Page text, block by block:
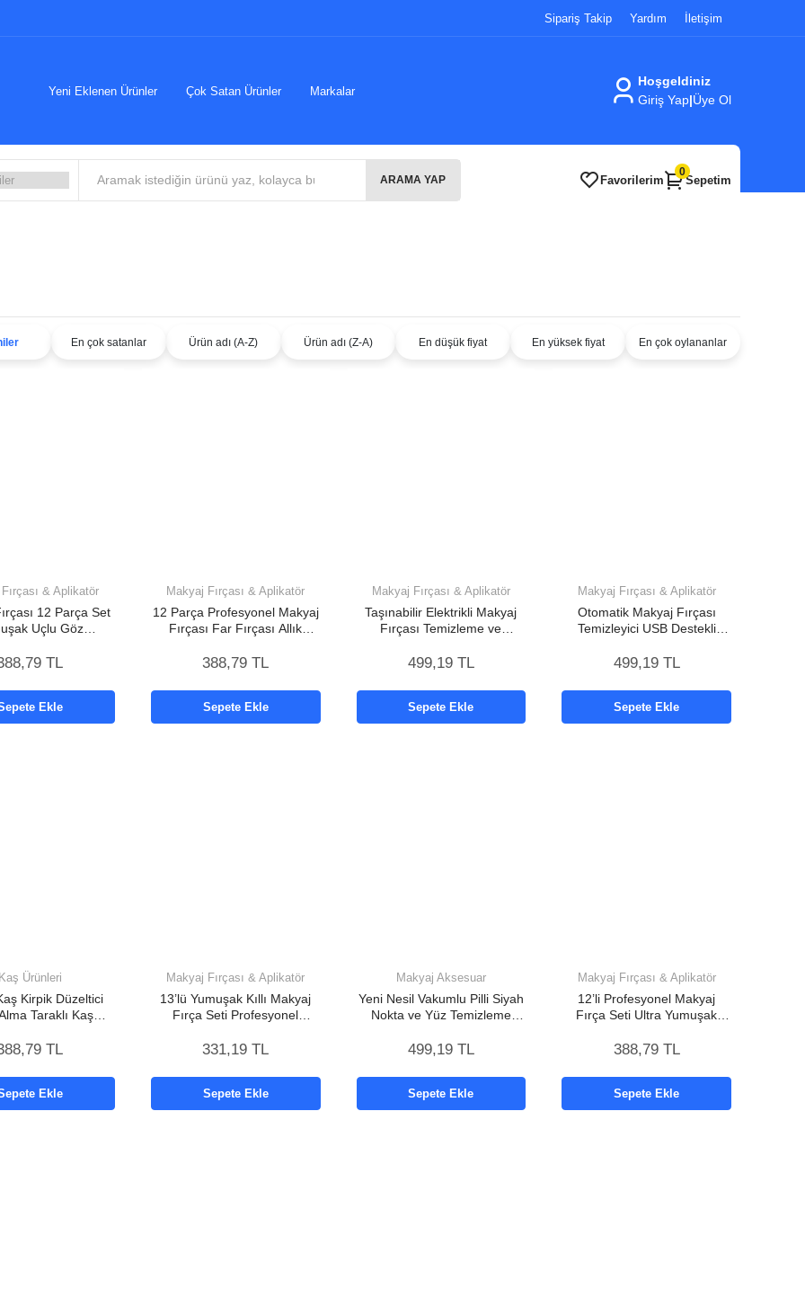
Sipariş Takip Yardım İletişim
Yeni Eklenen Ürünler Çok Satan Ürünler Markalar
Hoşgeldiniz
Giriş Yap|Üye Ol
ARAMA YAP Favorilerim
0
Sepetim
En çok satanlar Ürün adı (A-Z) Ürün adı (Z-A) En düşük fiyat En yüksek fiyat En çok oylananlar
& Aplikatör
12 Parça Set
Uçlu Göz
Çanta
TL
Ekle
Makyaj Fırçası & Aplikatör
12 Parça Profesyonel Makyaj
Fırçası Far Fırçası Allık
388,79 TL
Sepete Ekle
Makyaj Fırçası & Aplikatör
Taşınabilir Elektrikli Makyaj
Fırçası Temizleme ve
499,19 TL
Sepete Ekle
Makyaj Fırçası & Aplikatör
Otomatik Makyaj Fırçası
Temizleyici USB Destekli
499,19 TL
Sepete Ekle
Kaş Ürünleri
Kirpik Düzeltici
Taraklı Kaş
MakasTL
Ekle
Makyaj Fırçası & Aplikatör
13’lü Yumuşak Kıllı Makyaj
Fırça Seti Profesyonel
331,19 TL
Sepete Ekle
Makyaj Aksesuar
Yeni Nesil Vakumlu Pilli Siyah
Nokta ve Yüz Temizleme
499,19 TL
Sepete Ekle
Makyaj Fırçası & Aplikatör
12’li Profesyonel Makyaj
Fırça Seti Ultra Yumuşak
388,79 TL
Sepete Ekle